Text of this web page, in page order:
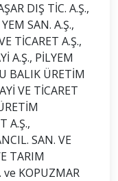
DIŞ TİC. A.Ş.,
SAN. A.Ş.,
TİCARET A.Ş.,
A.Ş., PİLYEM
BALIK ÜRETİM
VE TİCARET
A.Ş.,
SAN. VE
TARIM
ve KOPUZMAR